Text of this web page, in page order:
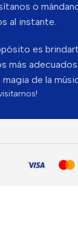
o
al instante.
es
más
de la